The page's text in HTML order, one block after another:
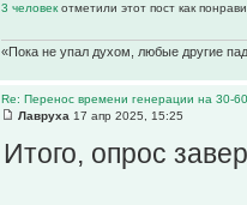
3 человек отметили этот пост как
«Пока не упал духом, любые другие
Re: Перенос времени генерации на 30-
Лавруха 17 апр 2025, 15:25
Итого, опрос